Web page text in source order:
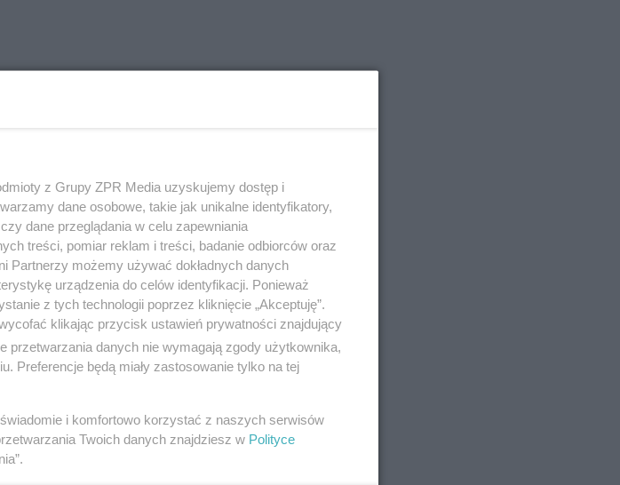
z Grupy ZPR Media uzyskujemy dostęp i
dane osobowe, takie jak unikalne identyfikatory,
dane przeglądania w celu zapewniania
treści, pomiar reklam i treści, badanie odbiorców oraz
Partnerzy możemy używać dokładnych danych
urządzenia do celów identyfikacji. Ponieważ
z tych technologii poprzez kliknięcie „Akceptuję”.
klikając przycisk ustawień prywatności znajdujący
przetwarzania danych nie wymagają zgody użytkownika,
Preferencje będą miały zastosowanie tylko na tej
i komfortowo korzystać z naszych serwisów
Twoich danych znajdziesz w Polityce